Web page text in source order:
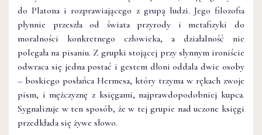
do Platona i rozprawiającego z grupą ludzi. Jego filozofia
płynnie przeszła od świata przyrody i metafizyki do
moralności konkretnego człowieka, a działalność nie
polegała na pisaniu. Z grupki stojącej przy słynnym ironiście
odwraca się jedna postać i gestem dłoni oddala dwie osoby
– boskiego posłańca Hermesa, który trzyma w rękach zwoje
pism, i mężczyznę z księgami, najprawdopodobniej kupca.
Sygnalizuje w ten sposób, że w tej grupie nad uczone księgi
przedkłada się żywe słowo.